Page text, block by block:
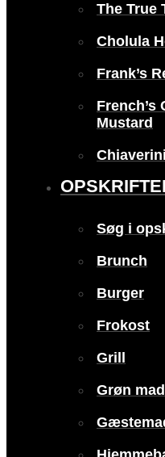
The True
Cholula
Frank’s
French’s
Mustard
Søg i
Brunch
Burger
Frokost
Grill
Grøn mad